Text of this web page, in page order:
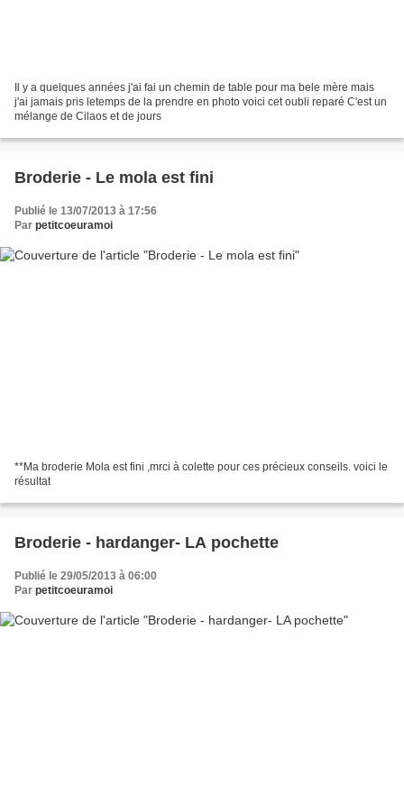
Il y a quelques années j'ai fai un chemin de table pour ma bele mère mais
j'ai jamais pris letemps de la prendre en photo voici cet oubli reparé C'est un
mélange de Cilaos et de jours
Broderie - Le mola est fini
Publié le 13/07/2013 à 17:56
Par petitcoeuramoi
**Ma broderie Mola est fini ,mrci à colette pour ces précieux conseils. voici le
résultat
Broderie - hardanger- LA pochette
Publié le 29/05/2013 à 06:00
Par petitcoeuramoi